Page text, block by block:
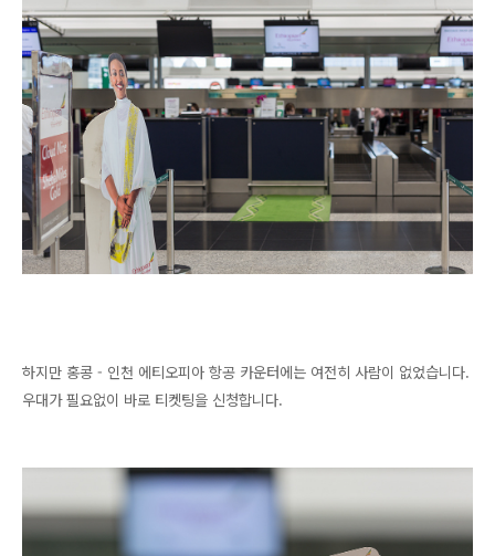
하지만 홍콩 - 인천 에티오피아 항공 카운터에는 여전히 사람이 없었습니다.
우대가 필요없이 바로 티켓팅을 신청합니다.